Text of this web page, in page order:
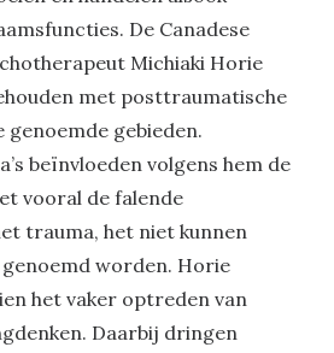
De Canadese
Michiaki Horie
met posttraumatische
gebieden.
beïnvloeden volgens hem de
vooral de falende
trauma, het niet kunnen
worden. Horie
het vaker optreden van
Daarbij dringen